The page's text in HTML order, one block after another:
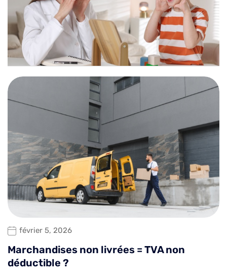
février 5, 2026
Marchandises non livrées = TVA non
déductible ?